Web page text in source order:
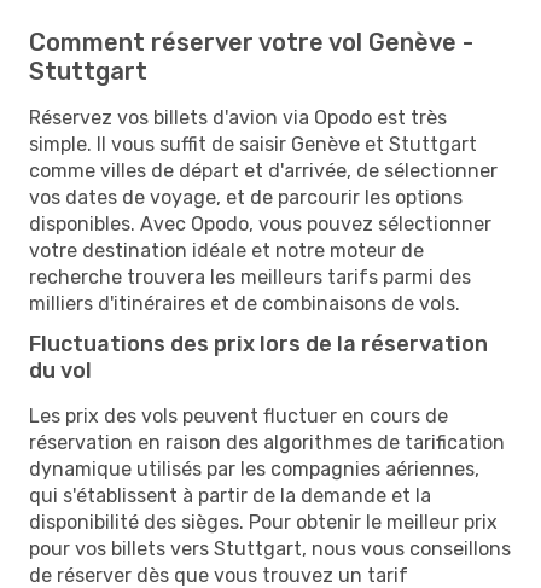
Comment réserver votre vol Genève -
Stuttgart
Réservez vos billets d'avion via Opodo est très
simple. Il vous suffit de saisir Genève et Stuttgart
comme villes de départ et d'arrivée, de sélectionner
vos dates de voyage, et de parcourir les options
disponibles. Avec Opodo, vous pouvez sélectionner
votre destination idéale et notre moteur de
recherche trouvera les meilleurs tarifs parmi des
milliers d'itinéraires et de combinaisons de vols.
Fluctuations des prix lors de la réservation
du vol
Les prix des vols peuvent fluctuer en cours de
réservation en raison des algorithmes de tarification
dynamique utilisés par les compagnies aériennes,
qui s'établissent à partir de la demande et la
disponibilité des sièges. Pour obtenir le meilleur prix
pour vos billets vers Stuttgart, nous vous conseillons
de réserver dès que vous trouvez un tarif